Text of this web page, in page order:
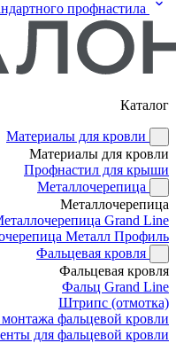
профнастила
Каталог
Материалы для кровли
Материалы для кровли
Профнастил для крыши
Металлочерепица
Металлочерепица
Grand Line
Металл Профиль
Фальцевая кровля
Фальцевая кровля
Фальц Grand Line
Штрипс (отмотка)
фальцевой кровли
для фальцевой кровли